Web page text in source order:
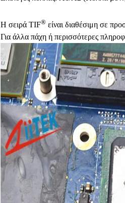
Η σειρά TIF® είναι διαθέσιμη σε
Για άλλα πάχη ή περισσότερες